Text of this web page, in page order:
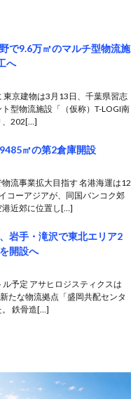
で9.6万㎡のマルチ型物流施
へ
東京建物は3月13日、千葉県習志
型物流施設「（仮称）T-LOGI南
、202[…]
㎡の第2倉庫開設
流事業拡大目指す 名港海運は12
コーアジアが、同国バンコク郊
港近郊に位置し[…]
岩手・滝沢で東北エリア2
開設へ
予定 アサヒロジスティクスは
たな物流拠点「盛岡共配センタ
。 鉄骨造[…]